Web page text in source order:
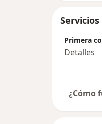
Primera
Detalles
¿Cómo